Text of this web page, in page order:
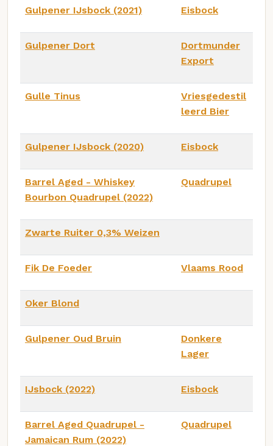
Gulpener IJsbock (2021) Eisbock
Gulpener Dort
Dortmunder
Export
Gulle Tinus
Vriesgedestil
leerd Bier
Gulpener IJsbock (2020) Eisbock
Barrel Aged - Whiskey
Bourbon Quadrupel (2022)
Quadrupel
Zwarte Ruiter 0,3% Weizen
Fik De Foeder Vlaams Rood
Oker Blond
Gulpener Oud Bruin
Donkere
Lager
IJsbock (2022) Eisbock
Barrel Aged Quadrupel -
Jamaican Rum (2022)
Quadrupel